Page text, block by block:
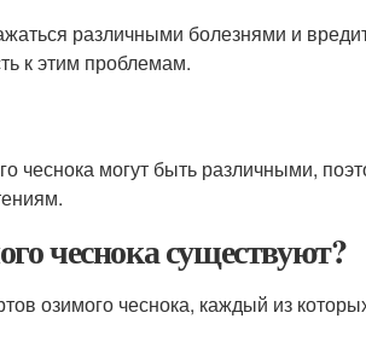
различными болезнями и
к этим проблемам.
чеснока могут быть различными,
чеснока существуют?
озимого чеснока, каждый из